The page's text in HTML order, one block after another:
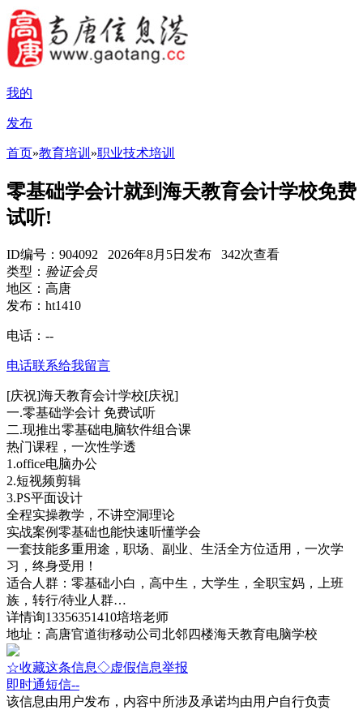
我的
发布
首页»教育培训 »职业技术培训
零基础学会计就到海天教育会计学校免费
试听!
ID编号：904092 2026年8月5日发布 342次查看
类型： 验证会员
地区：高唐
发布：ht1410
电话： --
电话联系给我留言
[庆祝]海天教育会计学校[庆祝]
一.零基础学会计 免费试听
二.现推出零基础电脑软件组合课
热门课程，一次性学透
1.office电脑办公
2.短视频剪辑
3.PS平面设计
全程实操教学，不讲空洞理论
实战案例零基础也能快速听懂学会
一套技能多重用途，职场、副业、生活全方位适用，一次学
习，终身受用！
适合人群：零基础小白，高中生，大学生，全职宝妈，上班
族，转行/待业人群…
详情询13356351410培培老师
地址：高唐官道街移动公司北邻四楼海天教育电脑学校
☆收藏这条信息◇虚假信息举报
即时通短信--
该信息由用户发布，内容中所涉及承诺均由用户自行负责